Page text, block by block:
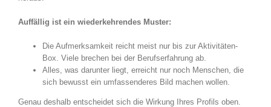
Auffällig ist ein wiederkehrendes Muster:
Die Aufmerksamkeit reicht meist nur bis zur Aktivitäten-
Box. Viele brechen bei der Berufserfahrung ab.
Alles, was darunter liegt, erreicht nur noch Menschen, die
sich bewusst ein umfassenderes Bild machen wollen.
Genau deshalb entscheidet sich die Wirkung Ihres Profils oben.